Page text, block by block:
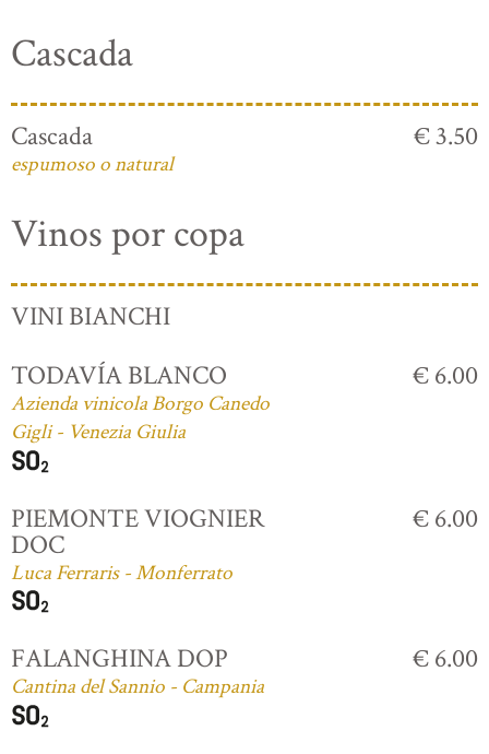
Cascada
Cascada
espumoso o natural
€ 3.50
Vinos por copa
VINI BIANCHI
TODAVÍA BLANCO
Azienda vinicola Borgo Canedo
Gigli - Venezia Giulia
€ 6.00
PIEMONTE VIOGNIER
DOC
Luca Ferraris - Monferrato
€ 6.00
FALANGHINA DOP
Cantina del Sannio - Campania
€ 6.00